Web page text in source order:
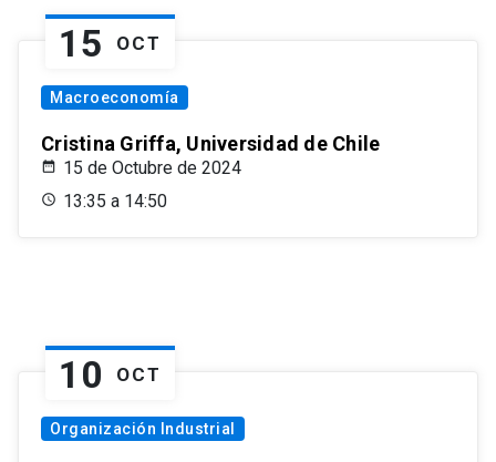
15 OCT
Macroeconomía
Cristina Griffa, Universidad de Chile
15 de Octubre de 2024
13:35 a 14:50
10 OCT
Organización Industrial